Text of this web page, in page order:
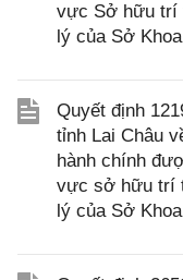
vực Sở hữu trí
lý của Sở
Quyết định
tỉnh Lai Châu
hành chính
vực sở hữu trí
lý của Sở